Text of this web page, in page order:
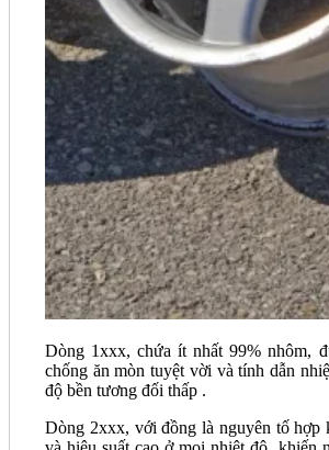
Dòng 1xxx, chứa ít nhất 99% nhôm,
chống ăn mòn tuyệt vời và tính dẫn
độ bền tương đối thấp​ ​.
Dòng 2xxx, với đồng là nguyên tố hợp